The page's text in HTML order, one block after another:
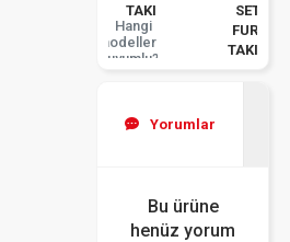
TAKIM
Hangi
modellerle
uyumlu?
SETI
FURÇ
TAKIM
Yorumlar
Bu ürüne
henüz yorum